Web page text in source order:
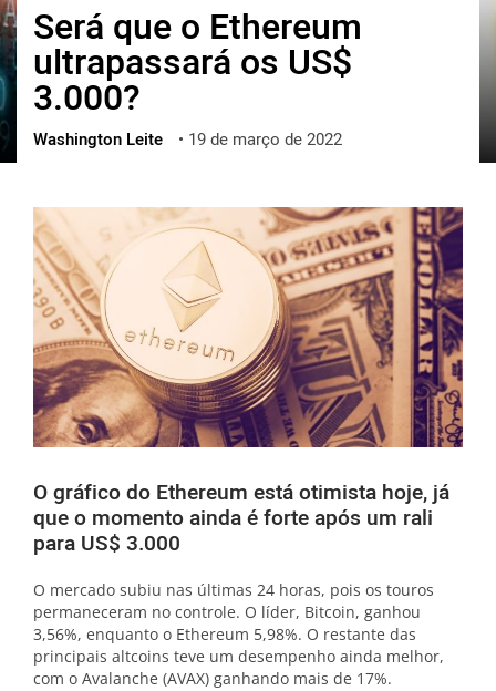
한국어
العربية
ไทย
ქართული
vietnamese
Será que o Ethereum
ultrapassará os US$
3.000?
Washington Leite • 19 de março de 2022
O gráfico do Ethereum está otimista hoje, já
que o momento ainda é forte após um rali
para US$ 3.000
O mercado subiu nas últimas 24 horas, pois os touros
permaneceram no controle. O líder, Bitcoin, ganhou
3,56%, enquanto o Ethereum 5,98%. O restante das
principais altcoins teve um desempenho ainda melhor,
com o Avalanche (AVAX) ganhando mais de 17%.